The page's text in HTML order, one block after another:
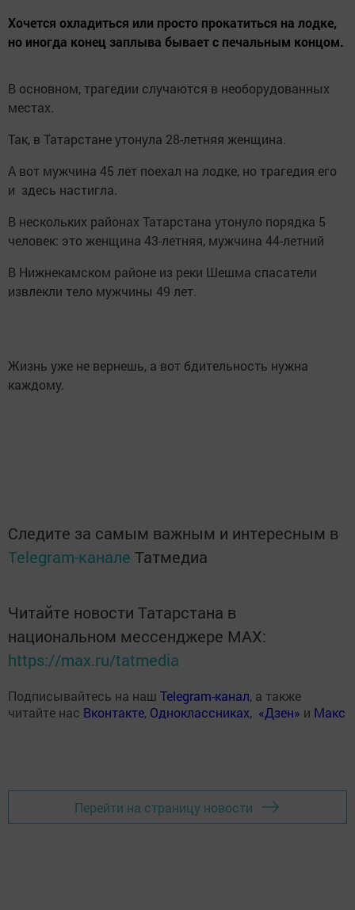
Хочется охладиться или просто прокатиться на лодке,
но иногда конец заплыва бывает с печальным концом.
В основном, трагедии случаются в необорудованных
местах.
Так, в Татарстане утонула 28-летняя женщина.
А вот мужчина 45 лет поехал на лодке, но трагедия его
и здесь настигла.
В нескольких районах Татарстана утонуло порядка 5
человек: это женщина 43-летняя, мужчина 44-летний
В Нижнекамском районе из реки Шешма спасатели
извлекли тело мужчины 49 лет.
Жизнь уже не вернешь, а вот бдительность нужна
каждому.
Следите за самым важным и интересным в
Telegram-канале Татмедиа
Читайте новости Татарстана в
национальном мессенджере MАХ:
https://max.ru/tatmedia
Подписывайтесь на наш Telegram-канал, а также
читайте нас Вконтакте, Одноклассниках, «Дзен» и Макс
Перейти на страницу новости